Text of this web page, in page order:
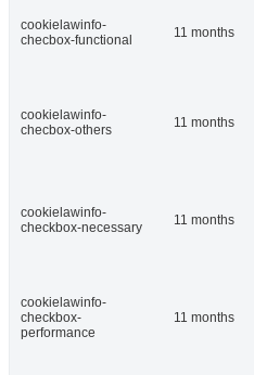
cookielawinfo-
checbox-functional
11 months
cookielawinfo-
checbox-others
11 months
cookielawinfo-
checkbox-necessary
11 months
cookielawinfo-
checkbox-
performance
11 months